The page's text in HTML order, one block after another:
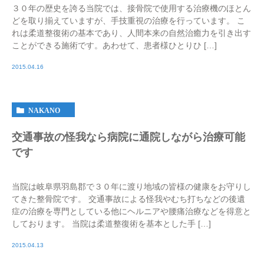
３０年の歴史を誇る当院では、接骨院で使用する治療機のほとん
どを取り揃えていますが、手技重視の治療を行っています。 こ
れは柔道整復術の基本であり、人間本来の自然治癒力を引き出す
ことができる施術です。あわせて、患者様ひとりひ […]
2015.04.16
NAKANO
交通事故の怪我なら病院に通院しながら治療可能
です
当院は岐阜県羽島郡で３０年に渡り地域の皆様の健康をお守りし
てきた整骨院です。 交通事故による怪我やむち打ちなどの後遺
症の治療を専門としている他にヘルニアや腰痛治療などを得意と
しております。 当院は柔道整復術を基本とした手 […]
2015.04.13